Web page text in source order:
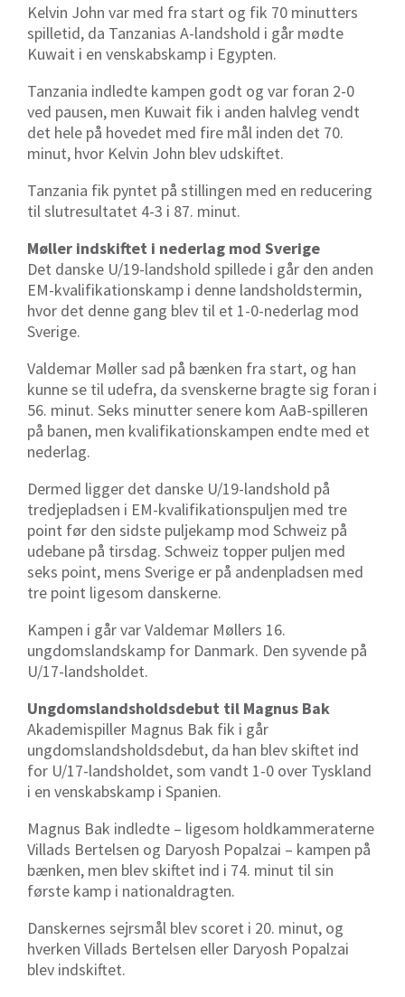
Kelvin John var med fra start og fik 70 minutters
spilletid, da Tanzanias A-landshold i går mødte
Kuwait i en venskabskamp i Egypten.
Tanzania indledte kampen godt og var foran 2-0
ved pausen, men Kuwait fik i anden halvleg vendt
det hele på hovedet med fire mål inden det 70.
minut, hvor Kelvin John blev udskiftet.
Tanzania fik pyntet på stillingen med en reducering
til slutresultatet 4-3 i 87. minut.
Møller indskiftet i nederlag mod Sverige
Det danske U/19-landshold spillede i går den anden
EM-kvalifikationskamp i denne landsholdstermin,
hvor det denne gang blev til et 1-0-nederlag mod
Sverige.
Valdemar Møller sad på bænken fra start, og han
kunne se til udefra, da svenskerne bragte sig foran i
56. minut. Seks minutter senere kom AaB-spilleren
på banen, men kvalifikationskampen endte med et
nederlag.
Dermed ligger det danske U/19-landshold på
tredjepladsen i EM-kvalifikationspuljen med tre
point før den sidste puljekamp mod Schweiz på
udebane på tirsdag. Schweiz topper puljen med
seks point, mens Sverige er på andenpladsen med
tre point ligesom danskerne.
Kampen i går var Valdemar Møllers 16.
ungdomslandskamp for Danmark. Den syvende på
U/17-landsholdet.
Ungdomslandsholdsdebut til Magnus Bak
Akademispiller Magnus Bak fik i går
ungdomslandsholdsdebut, da han blev skiftet ind
for U/17-landsholdet, som vandt 1-0 over Tyskland
i en venskabskamp i Spanien.
Magnus Bak indledte – ligesom holdkammeraterne
Villads Bertelsen og Daryosh Popalzai – kampen på
bænken, men blev skiftet ind i 74. minut til sin
første kamp i nationaldragten.
Danskernes sejrsmål blev scoret i 20. minut, og
hverken Villads Bertelsen eller Daryosh Popalzai
blev indskiftet.